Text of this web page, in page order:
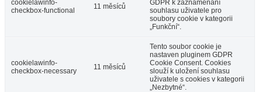
cookielawinfo-
checkbox-functional
11 měsíců
GDPR k zaznamenání
souhlasu uživatele pro
soubory cookie v kategorii
„Funkční“.
cookielawinfo-
checkbox-necessary
11 měsíců
Tento soubor cookie je
nastaven pluginem GDPR
Cookie Consent. Cookies
slouží k uložení souhlasu
uživatele s cookies v kategorii
„Nezbytné“.